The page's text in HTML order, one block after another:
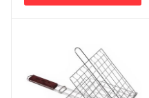
Глубина, мм
230